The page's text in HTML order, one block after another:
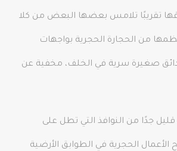
تقريبًا تلامس بعضها البعض من كلا
من الحجارة الحجرية بواجهات
صغيرة سرية في الخلف، مخفية عن
جدًا من النوافذ التي تطل على
الحجرية في الطوابق الأرضية